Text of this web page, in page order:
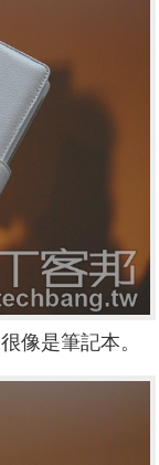
像是筆記本。